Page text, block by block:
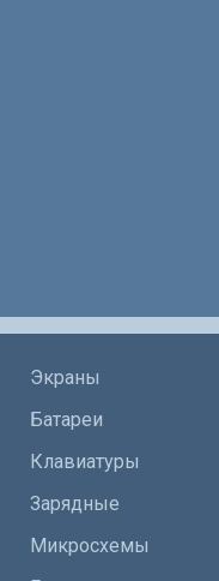
Экраны
Батареи
Клавиатуры
Зарядные
Микросхемы